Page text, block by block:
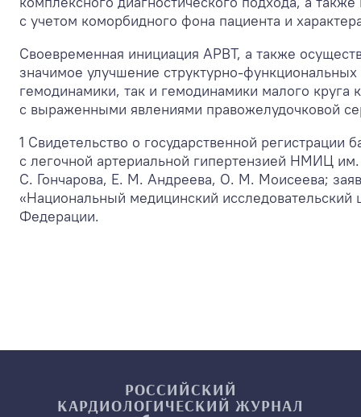
с учетом коморбидного фона пациента и
Своевременная инициация АРВТ, а также
значимое улучшение структурно-
гемодинамики, так и гемодинамики малого
с выраженными явлениями правожелудочковой
1 Свидетельство о государственной
с легочной артериальной гипертензией НМИЦ
С. Гончарова, Е. М. Андреева, О. М. Моисеева;
«Национальный медицинский
Федерации.
РОССИЙСКИЙ
КАРДИОЛОГИЧЕСКИЙ ЖУРНАЛ